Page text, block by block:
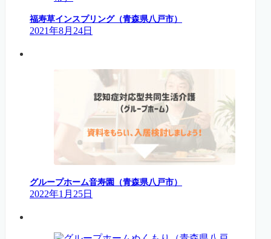
福寿草インスプリング（青森県八戸市）
2021年8月24日
グループホーム音寿園（青森県八戸市）
2022年1月25日